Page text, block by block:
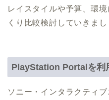
レイスタイルや予算、環
くり比較検討していきまし
PlayStation Portalを利
ソニー・インタラクティ